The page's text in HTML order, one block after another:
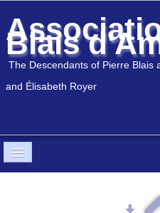
Blais
The Descendants of Pierre Blais
and Élisabeth Royer